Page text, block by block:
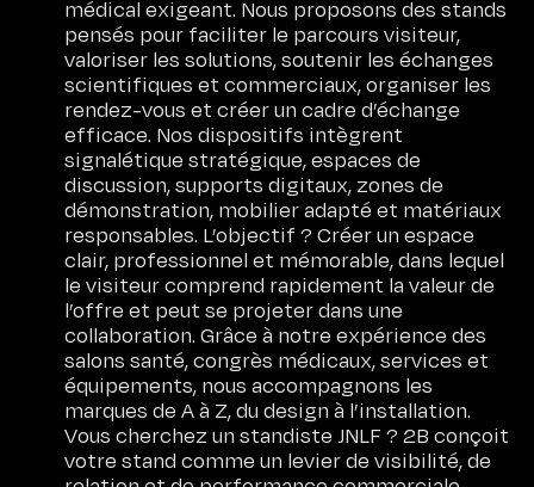
médical exigeant. Nous proposons des stands
pensés pour faciliter le parcours visiteur,
valoriser les solutions, soutenir les échanges
scientifiques et commerciaux, organiser les
rendez-vous et créer un cadre d’échange
efficace. Nos dispositifs intègrent
signalétique stratégique, espaces de
discussion, supports digitaux, zones de
démonstration, mobilier adapté et matériaux
responsables. L’objectif ? Créer un espace
clair, professionnel et mémorable, dans lequel
le visiteur comprend rapidement la valeur de
l’offre et peut se projeter dans une
collaboration. Grâce à notre expérience des
salons santé, congrès médicaux, services et
équipements, nous accompagnons les
marques de A à Z, du design à l’installation.
Vous cherchez un standiste JNLF ? 2B conçoit
votre stand comme un levier de visibilité, de